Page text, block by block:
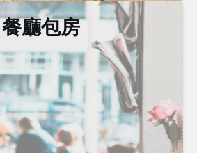
餐廳包房